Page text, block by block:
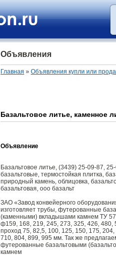
Объявления
Главная » Объявления купли или
Базальтовое литье, каменное
Объявление
Базальтовое литье, (3439) 25-09-87,
базальтовые, термостойкая плитка,
природный камень, облицовка,
базальтовая, ооо базальт
ЗАО «Завод конвейерного
изготовляет трубы, футерованные
(каменными) вкладышами камнем ТУ
ф159, 168, 219, 245, 273, 325, 426, 480,
проход 75, 82,5, 100, 125, 150, 175,
710, 804, 899, 995 мм. Так же
футерованные базальтовыми
камнем